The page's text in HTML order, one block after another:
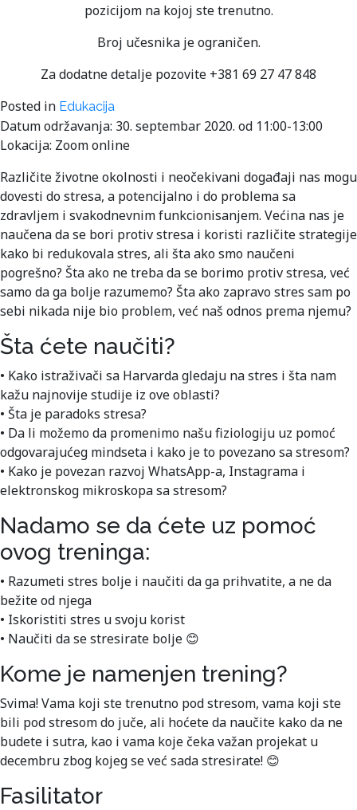
pozicijom na kojoj ste trenutno.
Broj učesnika je ograničen.
Za dodatne detalje pozovite +381 69 27 47 848
Posted in Edukacija
Datum održavanja: 30. septembar 2020. od 11:00-13:00
Lokacija: Zoom online
Različite životne okolnosti i neočekivani događaji nas mogu
dovesti do stresa, a potencijalno i do problema sa
zdravljem i svakodnevnim funkcionisanjem. Većina nas je
naučena da se bori protiv stresa i koristi različite strategije
kako bi redukovala stres, ali šta ako smo naučeni
pogrešno? Šta ako ne treba da se borimo protiv stresa, već
samo da ga bolje razumemo? Šta ako zapravo stres sam po
sebi nikada nije bio problem, već naš odnos prema njemu?
Šta ćete naučiti?
• Kako istraživači sa Harvarda gledaju na stres i šta nam
kažu najnovije studije iz ove oblasti?
• Šta je paradoks stresa?
• Da li možemo da promenimo našu fiziologiju uz pomoć
odgovarajućeg mindseta i kako je to povezano sa stresom?
• Kako je povezan razvoj WhatsApp-a, Instagrama i
elektronskog mikroskopa sa stresom?
Nadamo se da ćete uz pomoć
ovog treninga:
• Razumeti stres bolje i naučiti da ga prihvatite, a ne da
bežite od njega
• Iskoristiti stres u svoju korist
• Naučiti da se stresirate bolje 😊
Kome je namenjen trening?
Svima! Vama koji ste trenutno pod stresom, vama koji ste
bili pod stresom do juče, ali hoćete da naučite kako da ne
budete i sutra, kao i vama koje čeka važan projekat u
decembru zbog kojeg se već sada stresirate! 😊
Fasilitator